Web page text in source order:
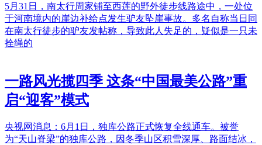
5月31日，南太行周家铺至西莲的野外徒步线路途中，一处位
于河南境内的崖边补给点发生驴友坠崖事故。多名自称当日同
在南太行徒步的驴友发帖称，导致此人失足的，疑似是一只未
拴绳的
一路风光揽四季 这条“中国最美公路”重
启“迎客”模式
央视网消息：6月1日，独库公路正式恢复全线通车。被誉
为“天山脊梁”的独库公路，因冬季山区积雪深厚、路面结冰，